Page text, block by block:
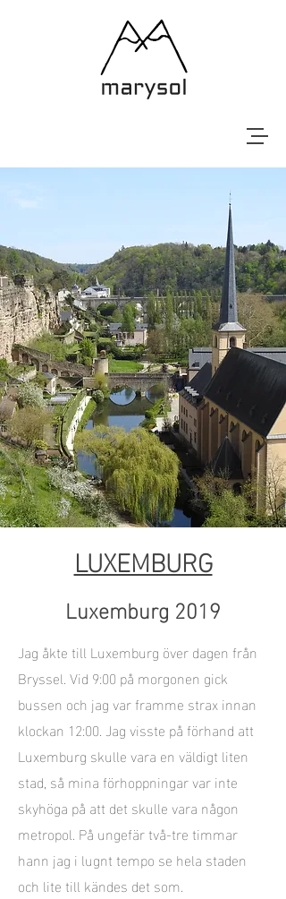
LUXEMBURG
Luxemburg 2019
Jag åkte till Luxemburg över dagen från
Bryssel. Vid 9:00 på morgonen gick
bussen och jag var framme strax innan
klockan 12:00. Jag visste på förhand att
Luxemburg skulle vara en väldigt liten
stad, så mina förhoppningar var inte
skyhöga på att det skulle vara någon
metropol. På ungefär två-tre timmar
hann jag i lugnt tempo se hela staden
och lite till kändes det som.